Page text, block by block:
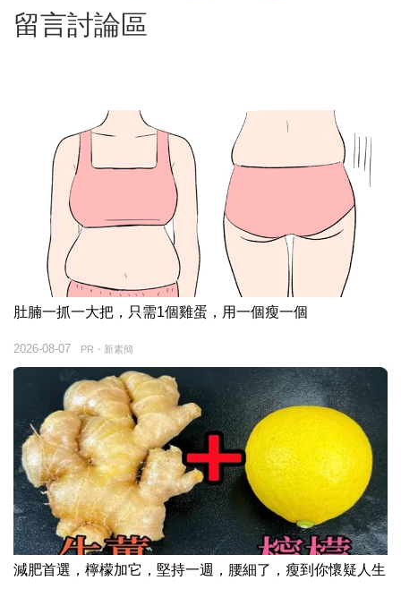
留言討論區
肚腩一抓一大把，只需1個雞蛋，用一個瘦一個
PR・新素簡
2026-08-07
減肥首選，檸檬加它，堅持一週，腰細了，瘦到你懷疑人生